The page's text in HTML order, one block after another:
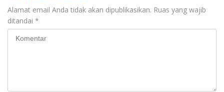
Alamat email Anda tidak akan dipublikasikan. Ruas yang wajib
ditandai *